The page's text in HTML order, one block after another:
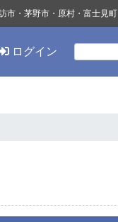
ログイン
市・茅野市・原村・富士見町